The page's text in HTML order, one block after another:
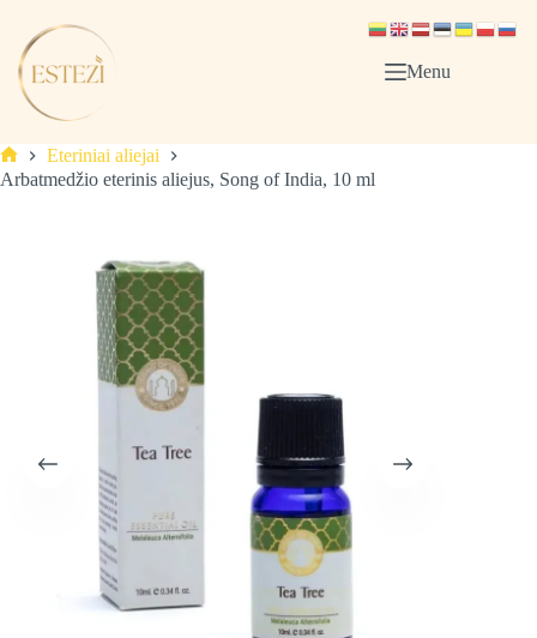
content
Menu
Pagrindinis
Eteriniai aliejai
Arbatmedžio eterinis aliejus, Song of India, 10 ml